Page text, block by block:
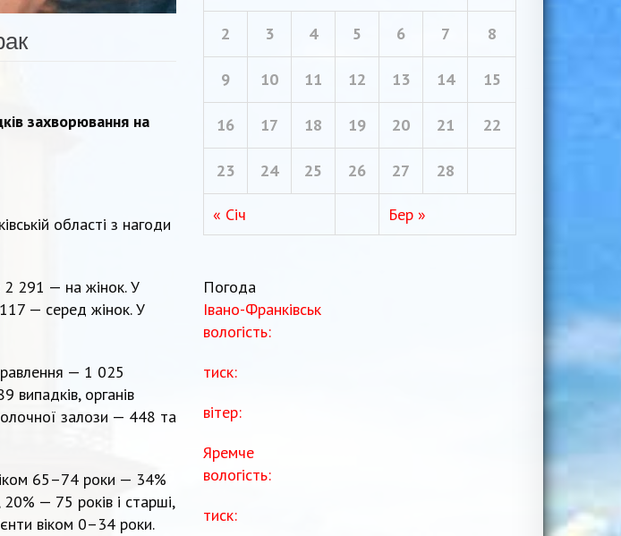
захворювання на
області з нагоди
2 291 — на жінок. У
117 — серед жінок. У
— 1 025
випадків, органів
залози — 448 та
65–74 роки — 34%
— 75 років і старші,
віком 0–34 роки.
« Січ Бер »
2 3 4 5 6 7 8
9 10 11 12 13 14 15
16 17 18 19 20 21 22
23 24 25 26 27 28
Погода
Івано-Франківськ
вологість:
тиск:
вітер:
Яремче
вологість:
тиск: